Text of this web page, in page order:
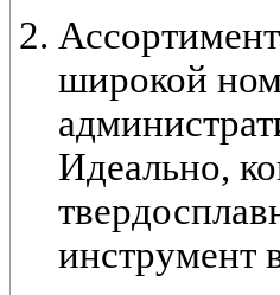
широкой
Идеально,
инструмент